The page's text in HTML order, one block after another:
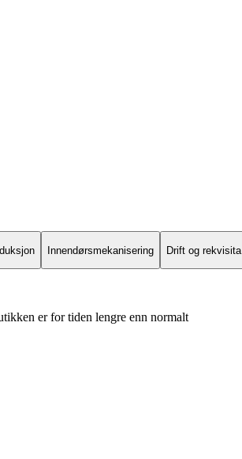
Innendørsmekanisering Drift og rekvisita
er for tiden lengre enn normalt